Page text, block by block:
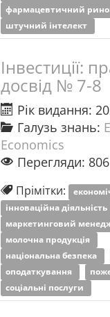
фармацевтичний
штучний інтелект
Інвестиції:
досвід № 7-8
Рік видання:
Галузь знань:
Economics
Перегляди: 806
Прімітки:
інноваційна діяльність
маркетинговий
молочна продукція
національна безпека
оподаткування
соціальні послуги